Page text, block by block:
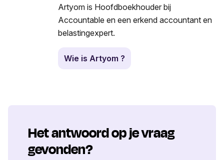
Artyom is Hoofdboekhouder bij
Accountable en een erkend accountant en
belastingexpert.
Wie is Artyom ?
Het antwoord op je vraag
gevonden?